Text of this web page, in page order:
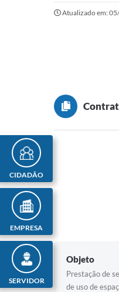
CIDADÃO
EMPRESA
SERVIDOR
Atualizado em:
Objeto
Prestação de
de uso de